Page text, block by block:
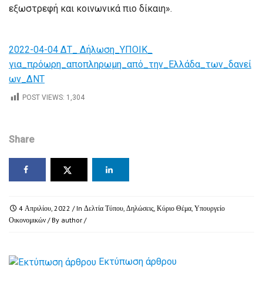
εξωστρεφή και κοινωνικά πιο δίκαιη».
2022-04-04 ΔΤ_ Δήλωση_ΥΠΟΙΚ_
για_πρόωρη_αποπληρωμη_από_την_Ελλάδα_των_δανεί
ων_ΔΝΤ
POST VIEWS: 1,304
Share
4 Απριλίου, 2022 / In Δελτία Τύπου, Δηλώσεις, Κύριο Θέμα, Υπουργείο
Οικονομικών / By author /
Εκτύπωση άρθρου